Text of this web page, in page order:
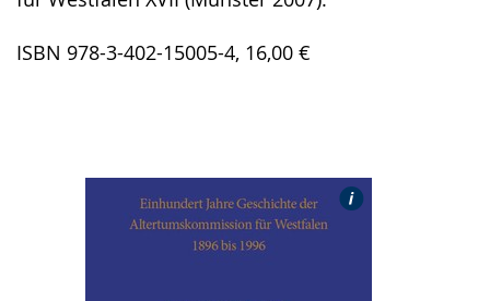
ISBN 978-3-402-15005-4, 16,00 €